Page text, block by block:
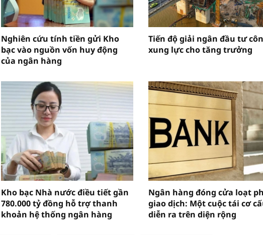
Nghiên cứu tính tiền gửi Kho
bạc vào nguồn vốn huy động
của ngân hàng
Tiến độ giải ngân đầu tư
xung lực cho tăng trưởng
Kho bạc Nhà nước điều tiết gần
780.000 tỷ đồng hỗ trợ thanh
khoản hệ thống ngân hàng
Ngân hàng đóng cửa loạt
giao dịch: Một cuộc tái cơ
diễn ra trên diện rộng